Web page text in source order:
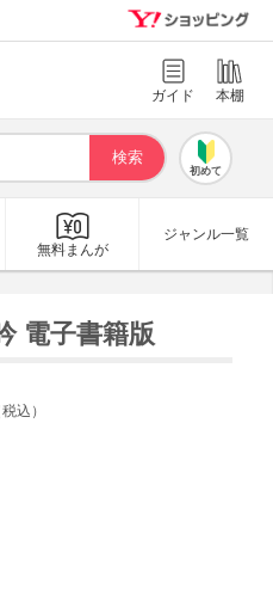
ガイド 本棚
初めて
無料まんが
ジャンル一覧
電子書籍版
込）